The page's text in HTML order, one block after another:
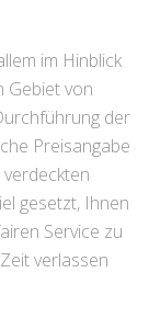
im Hinblick
Gebiet von
der
Preisangabe
gesetzt, Ihnen
Service zu
verlassen